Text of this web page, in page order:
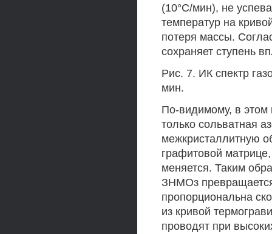
(10°С/мин), не
температур на
потеря массы.
сохраняет ступень
Рис. 7. ИК спектр
мин.
По-видимому, в этом
только сольватная
межкристаллитную
графитовой
меняется. Таким
ЗНМОз
пропорциональна
из кривой
проводят при